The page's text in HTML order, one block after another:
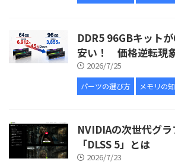
DDR5 96GBキット
安い！ 価格逆転現
2026/7/25
パーツの選び方 メモリの
NVIDIAの次世代グ
「DLSS 5」とは
2026/7/23